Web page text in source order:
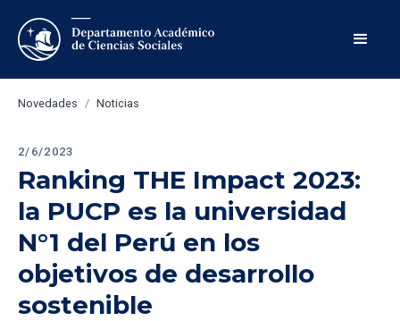
Novedades / Noticias
2/6/2023
Ranking THE Impact 2023:
la PUCP es la universidad
N°1 del Perú en los
objetivos de desarrollo
sostenible